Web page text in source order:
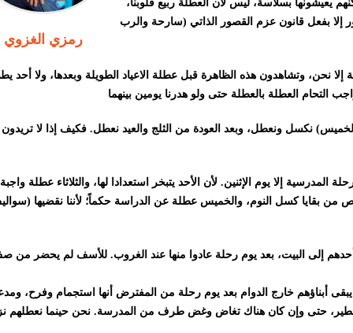
رمزي الغزوي
يعيشونها بسلاسة، ليس لأن العطلة ربيع قلوبنا،
إلا بفعل قانون عزم القصور الذاتي (سارحة والرب
نحن، وتشاهدون هذه الظاهرة قبل عطلة الاعياد الطويلة وبعدها، ولا أحد
نكسل ونعطل، وبعد العودة من الثلج والعيد نعطل. فكيف إذا لا
إلا يوم الإثنين. لأن الأحد يتبخر استعدادا لها، والثلاثاء عطلة واجبة
من بقايا كسل النوم، والخميس عطلة عن الدراسة حكماً؛ لأننا نقضيها
إلى البيت، بعد يوم رحلة عادوا منها عند الغروب. للأسف لم يحضر من
أبناؤهم خارج الدوام بعد يوم رحلة من المفترض أنها استجمام وفرح،
الخطير، حتى وإن كان هناك تغاض وغض طرف من المدرسة. نحن حينما نعطلهم